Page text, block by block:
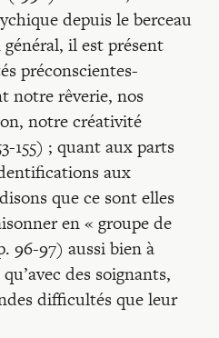
depuis le berceau
il est présent
préconscientes-
notre rêverie, nos
notre créativité
155) ; quant aux parts
aux
que ce sont elles
en « groupe de
96-97) aussi bien à
des soignants,
difficultés que leur